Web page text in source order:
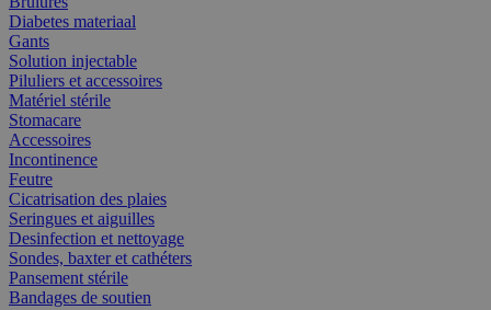
Diabetes materiaal
Gants
Solution injectable
Piluliers et accessoires
Matériel stérile
Stomacare
Accessoires
Incontinence
Feutre
Cicatrisation des plaies
Seringues et aiguilles
Desinfection et nettoyage
Sondes, baxter et cathéters
Pansement stérile
Bandages de soutien